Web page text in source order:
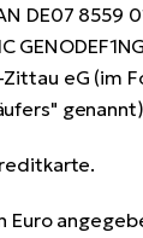
DE07 8559
Zittau eG (im
Euro